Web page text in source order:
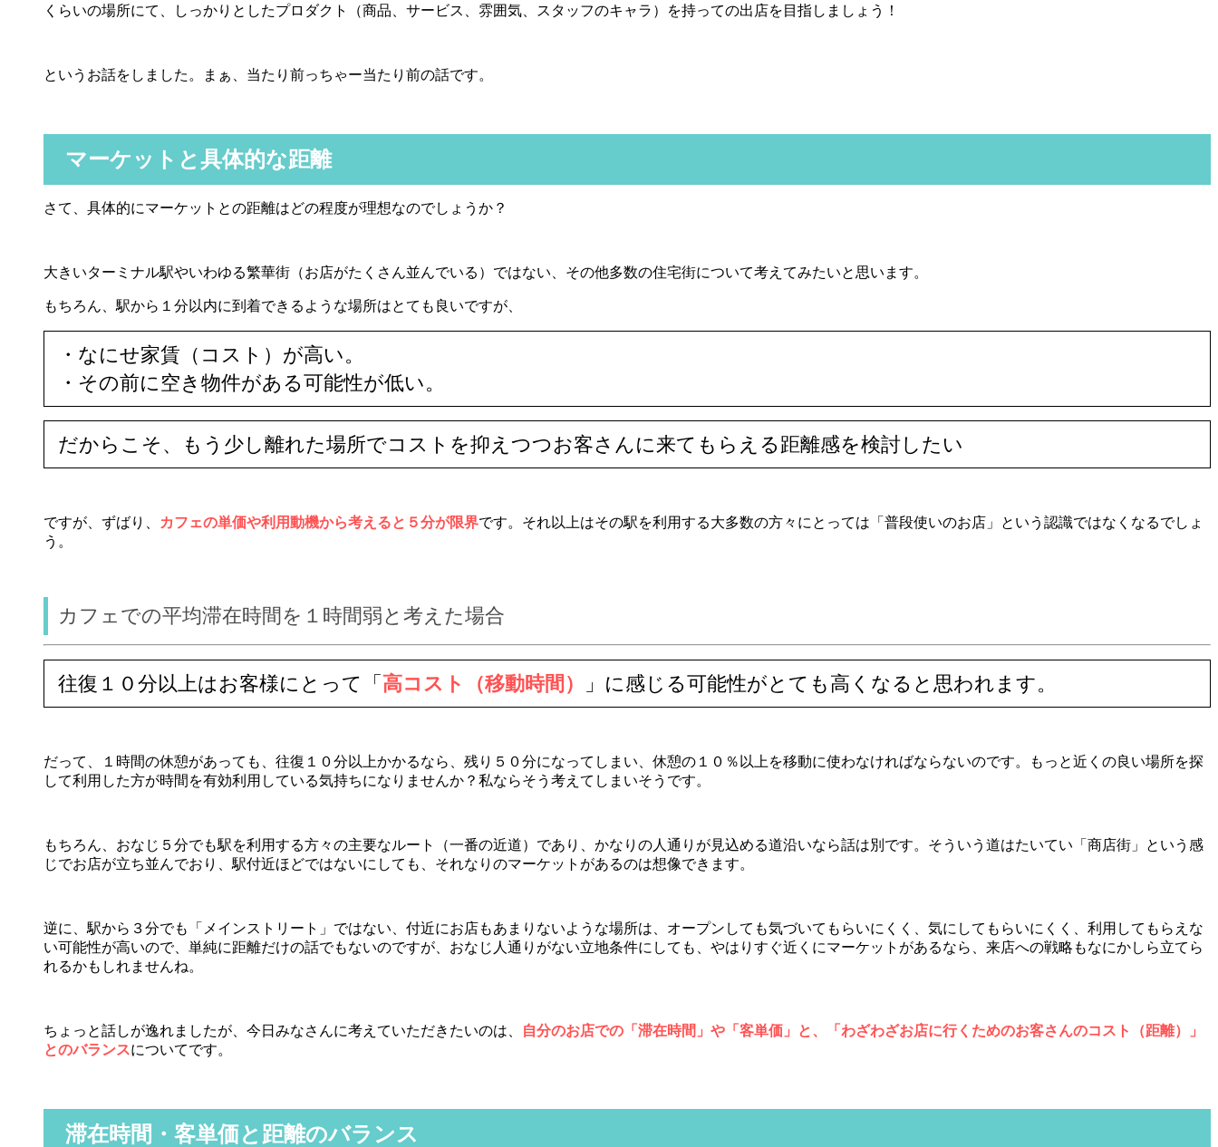
くらいの場所にて、しっかりとしたプロダクト（商品、サービス、雰囲気、スタッフのキャラ）を持っての出店を目指しましょう！
というお話をしました。まぁ、当たり前っちゃー当たり前の話です。
マーケットと具体的な距離
さて、具体的にマーケットとの距離はどの程度が理想なのでしょうか？
大きいターミナル駅やいわゆる繁華街（お店がたくさん並んでいる）ではない、その他多数の住宅街について考えてみたいと思います。
もちろん、駅から１分以内に到着できるような場所はとても良いですが、
・なにせ家賃（コスト）が高い。
・その前に空き物件がある可能性が低い。
だからこそ、もう少し離れた場所でコストを抑えつつお客さんに来てもらえる距離感を検討したい
ですが、ずばり、 カフェの単価や利用動機から考えると５分が限界です。それ以上はその駅を利用する大多数の方々にとっては「普段使いのお店」という認識ではなくなるでしょ
う。
カフェでの平均滞在時間を１時間弱と考えた場合
往復１０分以上はお客様にとって「 高コスト（移動時間） 」に感じる可能性がとても高くなると思われます。
だって、１時間の休憩があっても、往復１０分以上かかるなら、残り５０分になってしまい、休憩の１０％以上を移動に使わなければならないのです。もっと近くの良い場所を探
して利用した方が時間を有効利用している気持ちになりませんか？私ならそう考えてしまいそうです。
もちろん、おなじ５分でも駅を利用する方々の主要なルート（一番の近道）であり、かなりの人通りが見込める道沿いなら話は別です。そういう道はたいてい「商店街」という感
じでお店が立ち並んでおり、駅付近ほどではないにしても、それなりのマーケットがあるのは想像できます。
逆に、駅から３分でも「メインストリート」ではない、付近にお店もあまりないような場所は、オープンしても気づいてもらいにくく、気にしてもらいにくく、利用してもらえな
い可能性が高いので、単純に距離だけの話でもないのですが、おなじ人通りがない立地条件にしても、やはりすぐ近くにマーケットがあるなら、来店への戦略もなにかしら立てら
れるかもしれませんね。
ちょっと話しが逸れましたが、今日みなさんに考えていただきたいのは、
自分のお店での「滞在時間」や「客単価」と、「わざわざお店に行くためのお客さんのコスト（距離）」
とのバランスについてです。
滞在時間・客単価と距離のバランス